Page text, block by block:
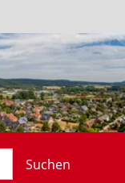
Suchen